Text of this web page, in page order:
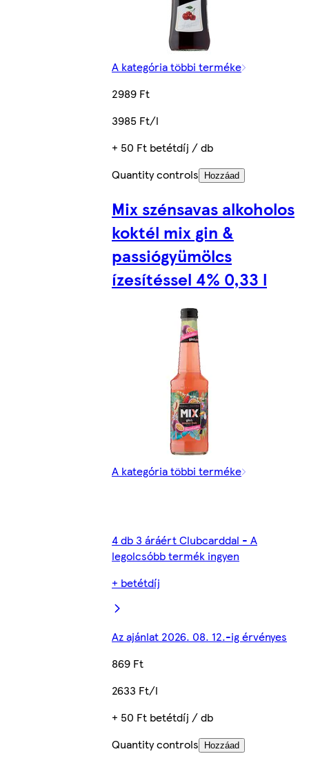
A kategória többi terméke
2989 Ft
3985 Ft/l
+ 50 Ft betétdíj / db
Quantity controls
Hozzáad
Mix szénsavas alkoholos
koktél mix gin &
passiógyümölcs
ízesítéssel 4% 0,33 l
A kategória többi terméke
4 db 3 áráért Clubcarddal - A
legolcsóbb termék ingyen
+ betétdíj
Az ajánlat 2026. 08. 12.-ig érvényes
869 Ft
2633 Ft/l
+ 50 Ft betétdíj / db
Quantity controls
Hozzáad